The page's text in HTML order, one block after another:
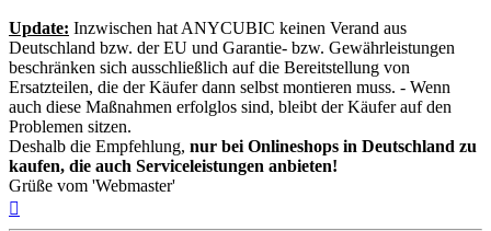
Update: Inzwischen hat ANYCUBIC keinen Verand aus
Deutschland bzw. der EU und Garantie- bzw. Gewährleistungen
beschränken sich ausschließlich auf die Bereitstellung von
Ersatzteilen, die der Käufer dann selbst montieren muss. - Wenn
auch diese Maßnahmen erfolglos sind, bleibt der Käufer auf den
Problemen sitzen.
Deshalb die Empfehlung, nur bei Onlineshops in Deutschland zu
kaufen, die auch Serviceleistungen anbieten!
Grüße vom 'Webmaster'